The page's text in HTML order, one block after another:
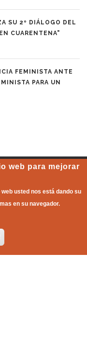
SU 2º DIÁLOGO DEL
CUARENTENA"
FEMINISTA ANTE
PARA UN
web para mejorar
usted nos está dando su
en su navegador.